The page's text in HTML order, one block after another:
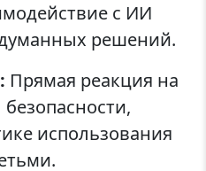
с ИИ
решений.
Прямая реакция на
использования